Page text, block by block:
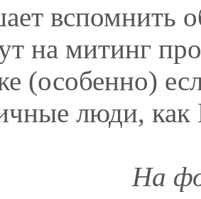
вспомнить
на митинг
(особенно)
люди,
На